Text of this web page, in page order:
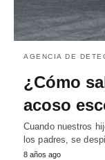
AGENCIA DE
¿Cómo
acoso
Cuando nuestros
los padres, se
8 años ago